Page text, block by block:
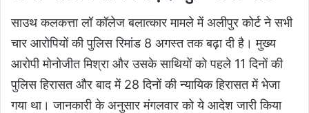
साउथ कलकत्ता लॉ कॉलेज बलात्कार मामले में अलीपुर कोर्ट ने सभी
चार आरोपियों की पुलिस रिमांड 8 अगस्त तक बढ़ा दी है। मुख्य
आरोपी मोनोजीत मिश्रा और उसके साथियों को पहले 11 दिनों की
पुलिस हिरासत और बाद में 28 दिनों की न्यायिक हिरासत में भेजा
गया था। जानकारी के अनुसार मंगलवार को ये आदेश जारी किया